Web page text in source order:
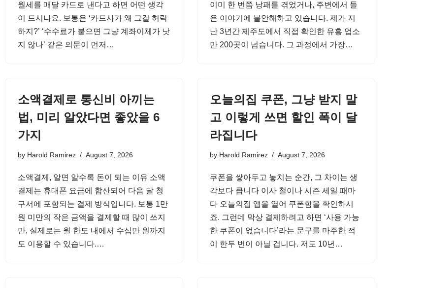
월세를 매달 카드로 낸다고 하면 어떤 생각
이 드시나요. 보통은 ‘카드사가 왜 그걸 허락
하지?’ ‘수수료가 붙으면 그냥 계좌이체가 낫
지 않나’ 같은 의문이 먼저…
이미 한 번쯤 낭패를 겪었거나, 주변에서 들
은 이야기에 불안해하고 있습니다. 제가 지
난 3년간 제주도에서 직접 확인한 유흥 업소
만 200곳이 넘습니다. 그 과정에서 가장…
소액결제로 통신비 아끼는
법, 미리 알았다면 좋았을 6
가지
by Harold Ramirez August 7, 2026
소액결제, 알면 알수록 돈이 되는 이유 소액
결제는 휴대폰 요금에 합산되어 다음 달 청
구서에 포함되는 결제 방식입니다. 보통 1만
원 미만의 작은 금액을 결제할 때 많이 쓰지
만, 실제로는 월 한도 내에서 수십만 원까지
도 이용할 수 있습니다.…
오늘의집 쿠폰, 그냥 받지 말
고 이렇게 쓰면 할인 폭이 달
라집니다
by Harold Ramirez August 7, 2026
쿠폰을 쌓아두고 놓치는 순간, 그 차이는 생
각보다 큽니다 이사 철이나 시즌 세일 때마
다 오늘의집 앱을 열어 쿠폰함을 확인하시
죠. 그런데 막상 결제하려고 하면 ‘사용 가능
한 쿠폰이 없습니다’라는 문구를 마주한 적
이 한두 번이 아닐 겁니다. 저도 10년…